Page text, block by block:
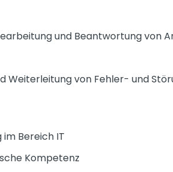
und Beantwortung von
Weiterleitung von Fehler- und
Bereich IT
Kompetenz